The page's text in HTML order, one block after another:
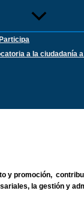
a la ciudadanía
y promoción,
la gestión y